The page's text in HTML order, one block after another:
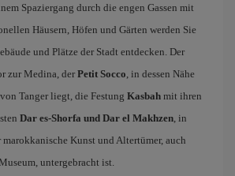
Spaziergang durch die engen Gassen mit
Häusern, Höfen und Gärten werden Sie
und Plätze der Stadt entdecken. Der
zur Medina, der Petit Socco , in dessen Nähe
von Tanger liegt, die Festung Kasbah mit ihren
Dar es-Shorfa und Dar el Makhzen , in
marokkanische Kunst und Altertümer, auch
untergebracht ist.